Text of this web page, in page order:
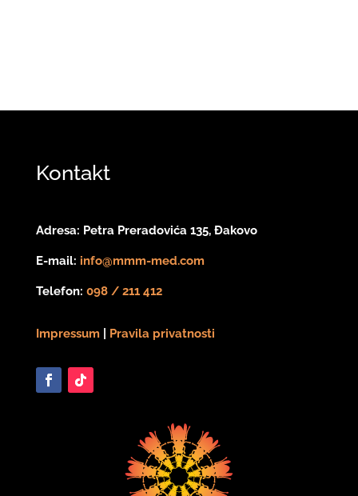
Kontakt
Adresa: Petra Preradovića 135, Đakovo
E-mail: info@mmm-med.com
Telefon: 098 / 211 412
Impressum| Pravila privatnosti